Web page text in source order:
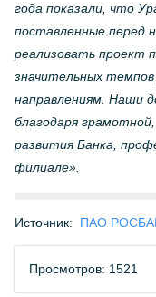
года показали, что
поставленные перед
реализовать проект
значительных
направлениям. Наши
благодаря
развития Банка,
филиале».
Источник: ПАО
Просмотров: 1521